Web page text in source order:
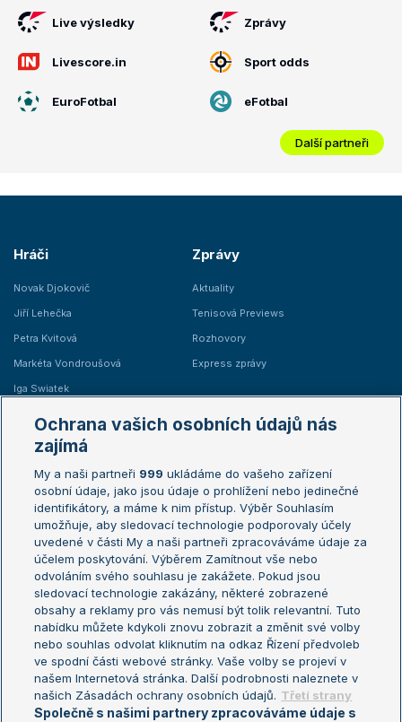
Live výsledky Zprávy
Livescore.in Sport odds
EuroFotbal eFotbal
Další partneři
Hráči
Novak Djokovič
Jiří Lehečka
Petra Kvitová
Markéta Vondroušová
Iga Swiatek
Zprávy
Aktuality
Tenisová Previews
Rozhovory
Express zprávy
Žebříčky
Žebříček ATP (muži)
Žebříček WTA (ženy)
Sázkařský žebříček
Australian Open
French Open
Wimbledon
US Open
Turnaj mistrů
Turnaj mistryň
Aktualní trendy
Fotbalové přestupy
Livesport Daily
LS Prague Open
Ochrana vašich osobních údajů nás
zajímá
My a naši partneři 999 ukládáme do vašeho zařízení
osobní údaje, jako jsou údaje o prohlížení nebo jedinečné
identifikátory, a máme k nim přístup. Výběr Souhlasím
umožňuje, aby sledovací technologie podporovaly účely
uvedené v části My a naši partneři zpracováváme údaje za
účelem poskytování. Výběrem Zamítnout vše nebo
odvoláním svého souhlasu je zakážete. Pokud jsou
sledovací technologie zakázány, některé zobrazené
obsahy a reklamy pro vás nemusí být tolik relevantní. Tuto
nabídku můžete kdykoli znovu zobrazit a změnit své volby
nebo souhlas odvolat kliknutím na odkaz Řízení předvoleb
ve spodní části webové stránky. Vaše volby se projeví v
našem Internetová stránka. Další podrobnosti naleznete v
našich Zásadách ochrany osobních údajů. Třetí strany
Společně s našimi partnery zpracováváme údaje s